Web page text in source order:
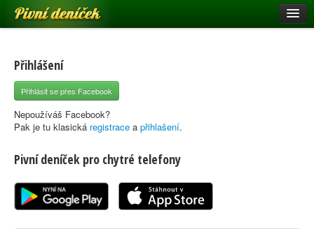
Pivní deníček
Pivní mapa
Pivní značky
Nápověda
Registrace
Přihlášení
Přihlásit se přes Facebook
Nepoužíváš Facebook?
Pak je tu klasická registrace a přihlašení.
Pivní deníček pro chytré telefony